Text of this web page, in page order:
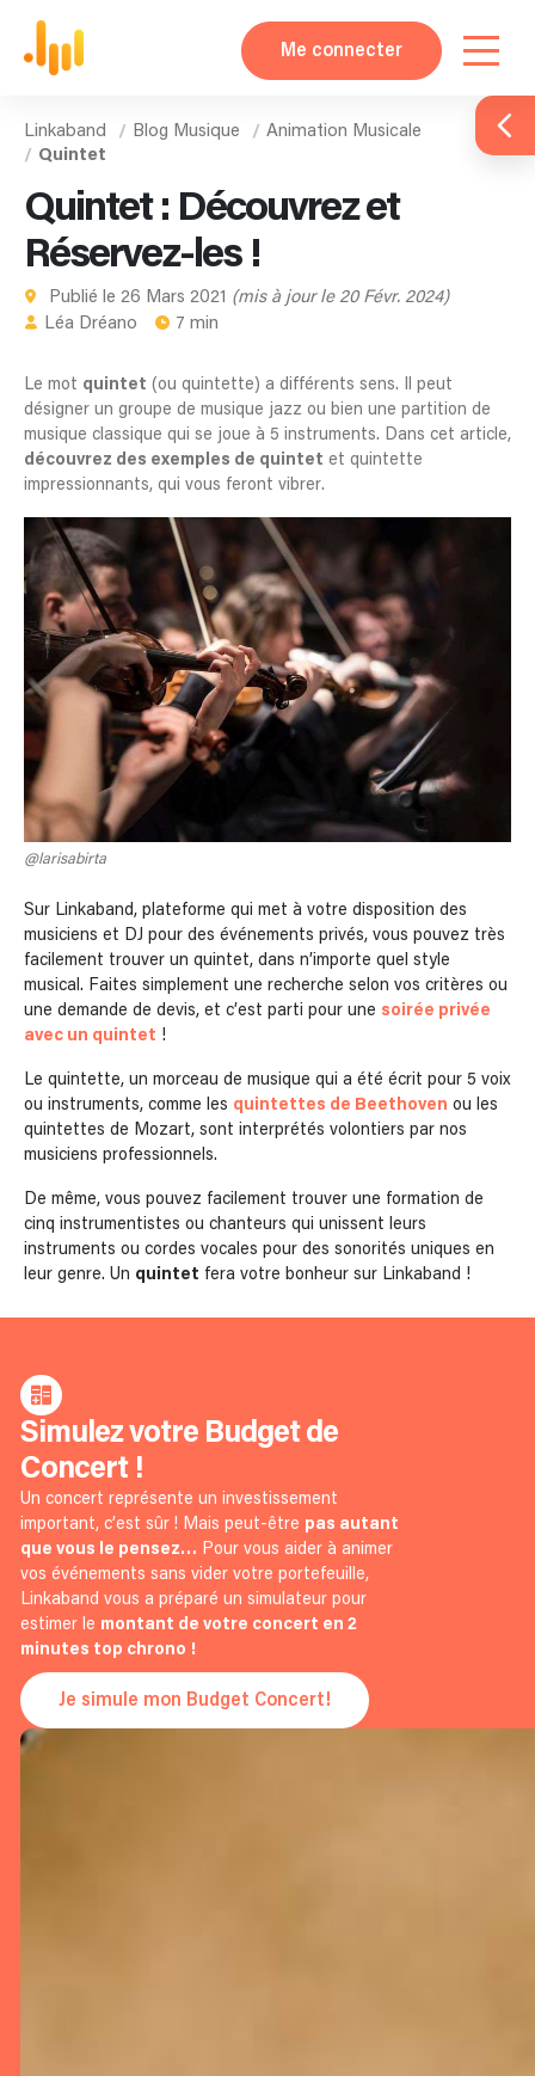
Me connecter
Linkaband Blog Musique
Animation Musicale
Quintet
Quintet : Découvrez et
Réservez-les !
Publié le 26 Mars 2021 (mis à jour le 20 Févr. 2024)
Léa Dréano
7 min
Le mot quintet (ou quintette) a différents sens. Il peut
désigner un groupe de musique jazz ou bien une partition de
musique classique qui se joue à 5 instruments. Dans cet article,
découvrez des exemples de quintet et quintette
impressionnants, qui vous feront vibrer.
@larisabirta
Sur Linkaband, plateforme qui met à votre disposition des
musiciens et DJ pour des événements privés, vous pouvez très
facilement trouver un quintet, dans n’importe quel style
musical. Faites simplement une recherche selon vos critères ou
une demande de devis, et c’est parti pour une soirée privée
avec un quintet !
Le quintette, un morceau de musique qui a été écrit pour 5 voix
ou instruments, comme les quintettes de Beethoven ou les
quintettes de Mozart, sont interprétés volontiers par nos
musiciens professionnels.
De même, vous pouvez facilement trouver une formation de
cinq instrumentistes ou chanteurs qui unissent leurs
instruments ou cordes vocales pour des sonorités uniques en
leur genre. Un quintet fera votre bonheur sur Linkaband !
Simulez votre Budget de
Concert !
Un concert représente un investissement
important, c’est sûr ! Mais peut-être pas autant
que vous le pensez… Pour vous aider à animer
vos événements sans vider votre portefeuille,
Linkaband vous a préparé un simulateur pour
estimer le montant de votre concert en 2
minutes top chrono !
Je simule mon Budget Concert!